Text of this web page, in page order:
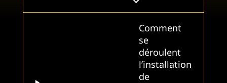
Comment
se
déroulent
l’installation
de